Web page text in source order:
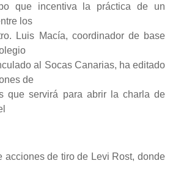
que incentiva la práctica de un
los
Luis Macía, coordinador de base
al Socas Canarias, ha editado
de
que servirá para abrir la charla de
acciones de tiro de Levi Rost, donde